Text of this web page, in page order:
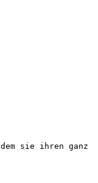
sie ihren ganz